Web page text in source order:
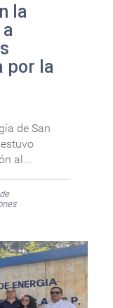
la
por la
de San
al...